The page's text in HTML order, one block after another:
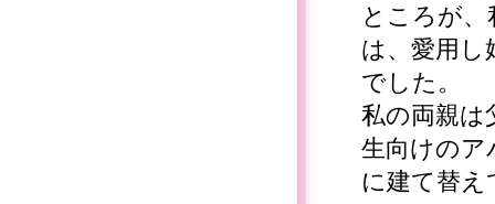
ところが
は、愛用し
でした。
私の両親は
生向けのア
に建て替